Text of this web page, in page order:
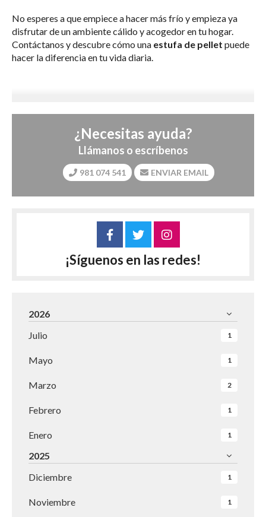
No esperes a que empiece a hacer más frío y empieza ya
disfrutar de un ambiente cálido y acogedor en tu hogar.
Contáctanos y descubre cómo una estufa de pellet puede
hacer la diferencia en tu vida diaria.
¿Necesitas ayuda?
Llámanos o escríbenos
981 074 541 ENVIAR EMAIL
¡Síguenos en las redes!
2026
Julio
1
Mayo 1
Marzo 2
Febrero 1
Enero 1
2025
Diciembre
1
Noviembre 1